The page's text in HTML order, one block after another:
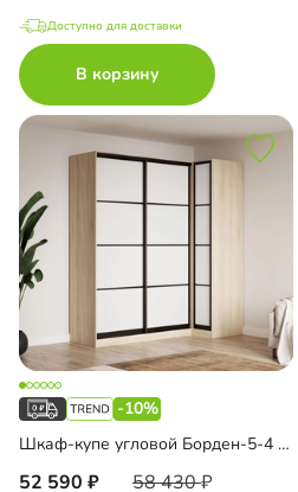
Доступно для доставки
В корзину
-10%
Шкаф-купе угловой Борден-5-4 1000
52 590 58 430